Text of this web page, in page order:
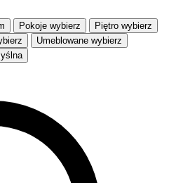
Pokoje wybierz Piętro wybierz
Umeblowane wybierz